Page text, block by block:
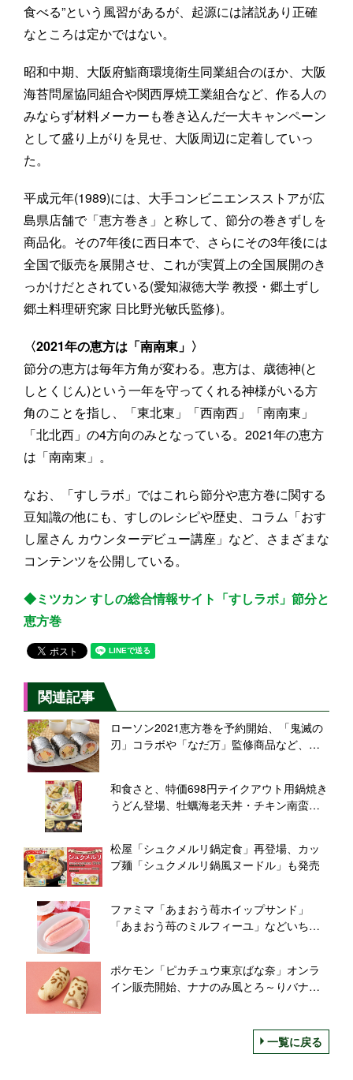
食べる”という風習があるが、起源には諸説あり正確
なところは定かではない。
昭和中期、大阪府鮨商環境衛生同業組合のほか、大阪
海苔問屋協同組合や関西厚焼工業組合など、作る人の
みならず材料メーカーも巻き込んだ一大キャンペーン
として盛り上がりを見せ、大阪周辺に定着していっ
た。
平成元年(1989)には、大手コンビニエンスストアが広
島県店舗で「恵方巻き」と称して、節分の巻きずしを
商品化。その7年後に西日本で、さらにその3年後には
全国で販売を展開させ、これが実質上の全国展開のき
っかけだとされている(愛知淑徳大学 教授・郷土ずし
郷土料理研究家 日比野光敏氏監修)。
〈2021年の恵方は「南南東」〉
節分の恵方は毎年方角が変わる。恵方は、歳徳神(と
しとくじん)という一年を守ってくれる神様がいる方
角のことを指し、「東北東」「西南西」「南南東」
「北北西」の4方向のみとなっている。2021年の恵方
は「南南東」。
なお、「すしラボ」ではこれら節分や恵方巻に関する
豆知識の他にも、すしのレシピや歴史、コラム「おす
し屋さん カウンターデビュー講座」など、さまざまな
コンテンツを公開している。
◆ミツカン すしの総合情報サイト「すしラボ」節分と
恵方巻
関連記事
ローソン2021恵方巻を予約開始、「鬼滅の
刃」コラボや「なだ万」監修商品など、恵
和食さと、特価698円テイクアウト用鍋焼き
うどん登場、牡蠣海老天丼・チキン南蛮弁
松屋「シュクメルリ鍋定食」再登場、カッ
プ麺「シュクメルリ鍋風ヌードル」も発売
ファミマ「あまおう苺ホイップサンド」
「あまおう苺のミルフィーユ」などいちご
ポケモン「ピカチュウ東京ばな奈」オンラ
イン販売開始、ナナのみ風とろ～りバナナ
一覧に戻る